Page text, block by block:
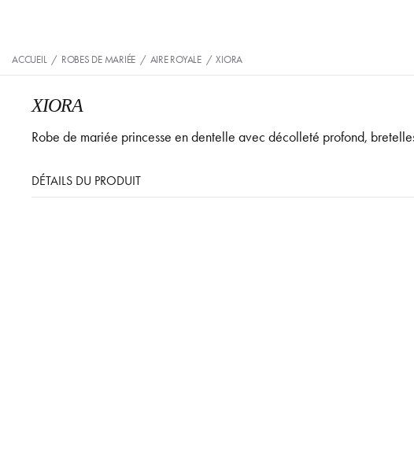
ACCUEIL / ROBES DE MARIÉE / AIRE ROYALE / XIORA
XIORA
Robe de mariée princesse en dentelle avec décolleté profond,
DÉTAILS DU PRODUIT